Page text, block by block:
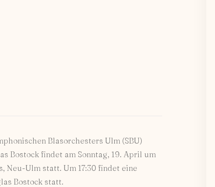
Blasorchesters Ulm (SBU)
Bostock findet am Sonntag, 19. April um
Neu-Ulm statt. Um 17:30 findet eine
Bostock statt.